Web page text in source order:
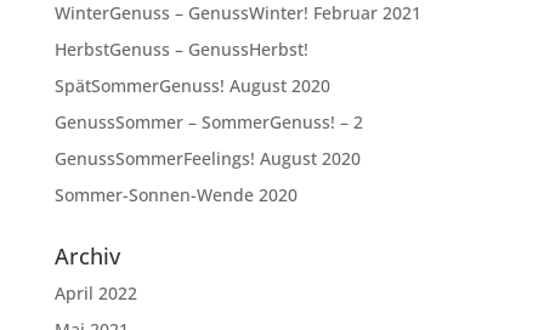
WinterGenuss – GenussWinter! Februar 2021
HerbstGenuss – GenussHerbst!
SpätSommerGenuss! August 2020
GenussSommer – SommerGenuss! – 2
GenussSommerFeelings! August 2020
Sommer-Sonnen-Wende 2020
Archiv
April 2022